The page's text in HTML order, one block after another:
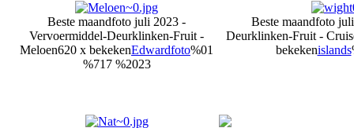
Beste maandfoto juli 2023 -
Vervoermiddel-Deurklinken-Fruit -
Meloen620 x bekekenEdwardfoto%01
%717 %2023
Beste maandfoto
Deurklinken-Fruit -
bekekenislands